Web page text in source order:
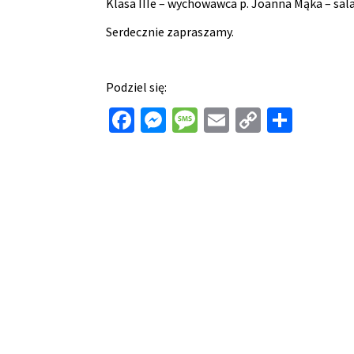
Serdecznie zapraszamy.
Podziel się:
Facebook
Messenger
Message
Email
Copy